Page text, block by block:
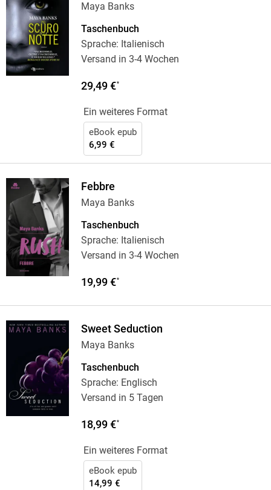
Maya Banks
Taschenbuch
Sprache: Italienisch
Versand in 3-4 Wochen
29,49 €*
Ein weiteres Format
eBook epub
6,99 €
Febbre
Maya Banks
Taschenbuch
Sprache: Italienisch
Versand in 3-4 Wochen
19,99 €*
Sweet Seduction
Maya Banks
Taschenbuch
Sprache: Englisch
Versand in 5 Tagen
18,99 €*
Ein weiteres Format
eBook epub
14,99 €